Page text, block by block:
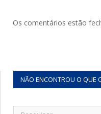
Os comentários estão
NÃO ENCONTROU O QUE